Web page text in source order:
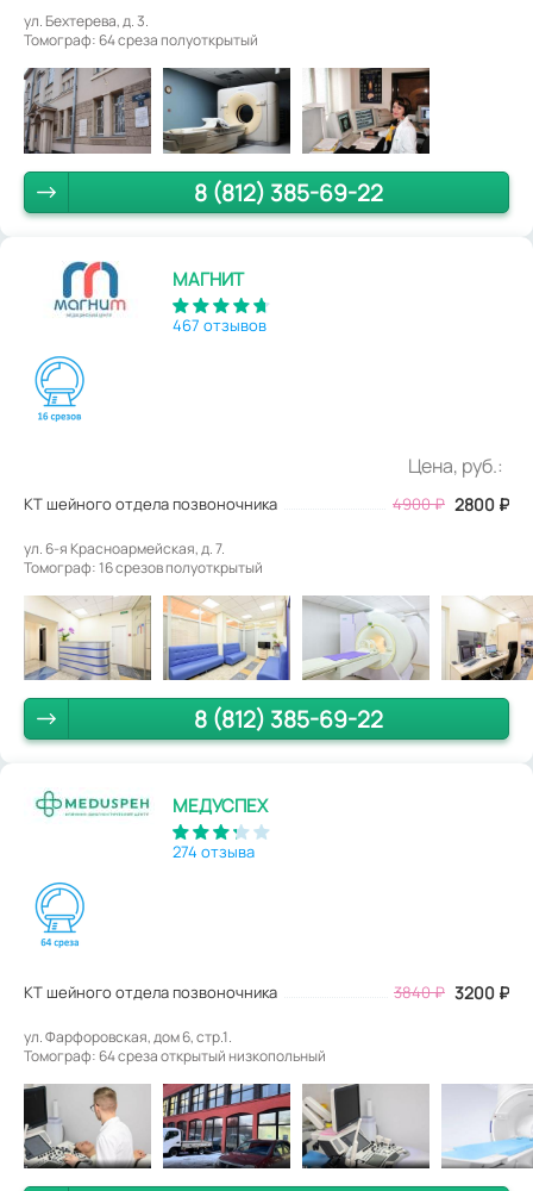
ул. Бехтерева, д. 3.
Томограф: 64 среза полуоткрытый
8 (812) 385-69-22
МАГНИТ
467 отзывов
Цена, руб.:
КТ шейного отдела позвоночника 4900₽ 2800 ₽
ул. 6-я Красноармейская, д. 7.
Томограф: 16 срезов полуоткрытый
8 (812) 385-69-22
МЕДУСПЕХ
274 отзыва
КТ шейного отдела позвоночника 3840₽ 3200 ₽
ул. Фарфоровская, дом 6, стр.1.
Томограф: 64 среза открытый низкопольный